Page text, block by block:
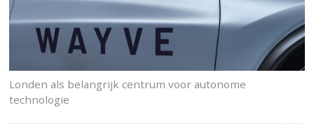
Londen als belangrijk centrum voor autonome
technologie